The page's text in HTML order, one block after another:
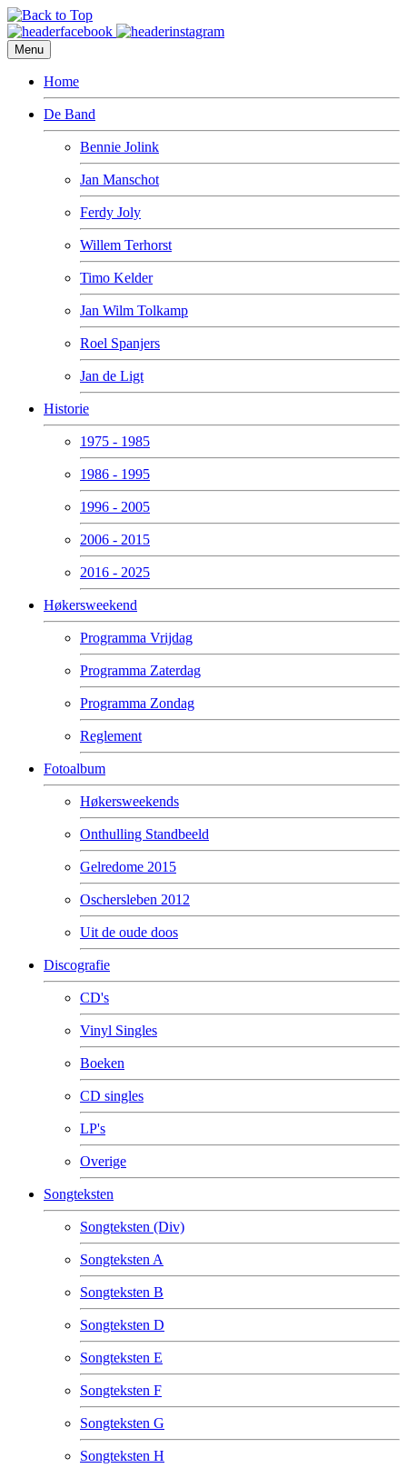
Menu
Home
De Band
Bennie Jolink
Jan Manschot
Ferdy Joly
Willem Terhorst
Timo Kelder
Jan Wilm Tolkamp
Roel Spanjers
Jan de Ligt
Historie
1975 - 1985
1986 - 1995
1996 - 2005
2006 - 2015
2016 - 2025
Høkersweekend
Programma Vrijdag
Programma Zaterdag
Programma Zondag
Reglement
Fotoalbum
Høkersweekends
Onthulling Standbeeld
Gelredome 2015
Oschersleben 2012
Uit de oude doos
Discografie
CD's
Vinyl Singles
Boeken
CD singles
LP's
Overige
Songteksten
Songteksten (Div)
Songteksten A
Songteksten B
Songteksten D
Songteksten E
Songteksten F
Songteksten G
Songteksten H